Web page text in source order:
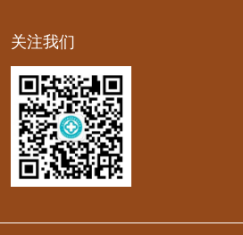
关注我们